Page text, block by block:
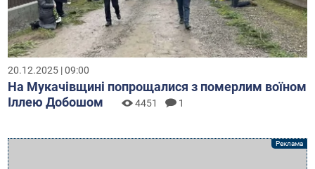
20.12.2025 | 09:00
На Мукачівщині попрощалися з померлим воїном
Іллею Добошом
4451 1